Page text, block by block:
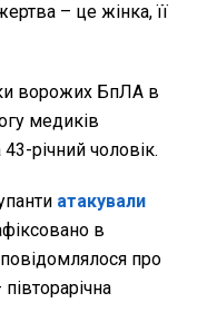
– це жінка, її
ворожих БпЛА в
медиків
річний чоловік.
атакували
в
повідомлялося про